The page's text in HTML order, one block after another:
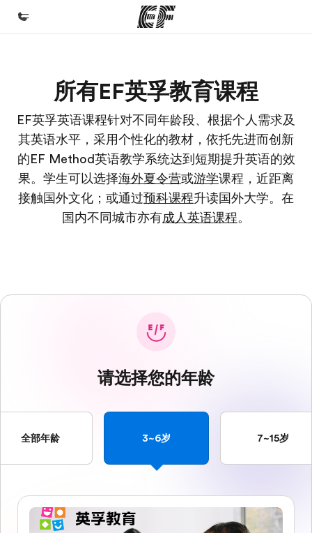
欢迎来到英孚教育
课程
查看所有英孚提供的课程
办公室
查找您附近的办公室
所有EF英孚教育课程
EF英孚英语课程针对不同年龄段、根据个人需求及
其英语水平，采用个性化的教材，依托先进而创新
的EF Method英语教学系统达到短期提升英语的效
果。学生可以选择海外夏令营或游学课程，近距离
接触国外文化；或通过预科课程升读国外大学。在
国内不同城市亦有成人英语课程。
请选择您的年龄
全部年龄 3~6岁 7~15岁